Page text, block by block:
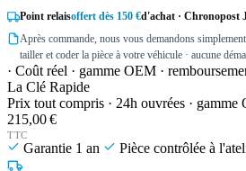
Point relaisoffert dès 150 €d'achat · Chronopost
Après commande, nous vous demandons
tailler et coder la pièce à votre véhicule · aucune
· Coût réel · gamme OEM ·
La Clé Rapide
Prix tout compris · 24h ouvrées · gamme
215,00 €
TTC
Garantie 1 an Pièce contrôlée à